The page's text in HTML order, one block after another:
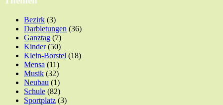
Bezirk (3)
Darbietungen (36)
Ganztag (7)
Kinder(50)
Klein-Borstel (18)
Mensa (11)
Musik (32)
Neubau (1)
Schule (82)
Sportplatz (3)